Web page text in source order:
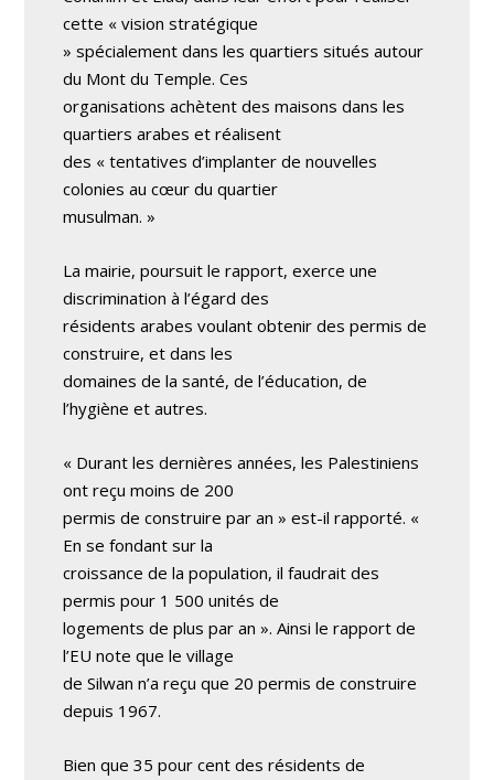
cette « vision stratégique
» spécialement dans les quartiers situés autour
du Mont du Temple. Ces
organisations achètent des maisons dans les
quartiers arabes et réalisent
des « tentatives d’implanter de nouvelles
colonies au cœur du quartier
musulman. »
La mairie, poursuit le rapport, exerce une
discrimination à l’égard des
résidents arabes voulant obtenir des permis de
construire, et dans les
domaines de la santé, de l’éducation, de
l’hygiène et autres.
« Durant les dernières années, les Palestiniens
ont reçu moins de 200
permis de construire par an » est-il rapporté. «
En se fondant sur la
croissance de la population, il faudrait des
permis pour 1 500 unités de
logements de plus par an ». Ainsi le rapport de
l’EU note que le village
de Silwan n’a reçu que 20 permis de construire
depuis 1967.
Bien que 35 pour cent des résidents de